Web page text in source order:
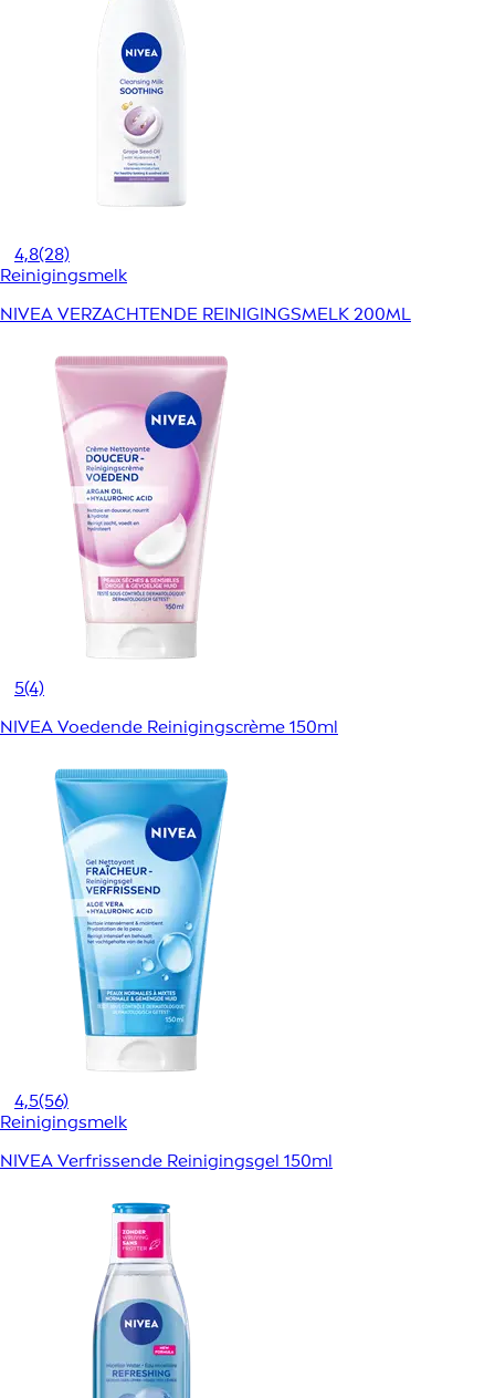
4,8(28)
Reinigingsmelk
NIVEA VERZACHTENDE REINIGINGSMELK 200ML
5(4)
NIVEA Voedende Reinigingscrème 150ml
4,5(56)
Reinigingsmelk
NIVEA Verfrissende Reinigingsgel 150ml